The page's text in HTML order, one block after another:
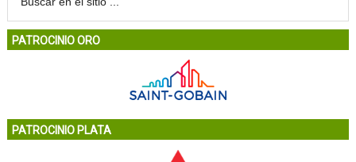
PATROCINIO ORO
PATROCINIO PLATA